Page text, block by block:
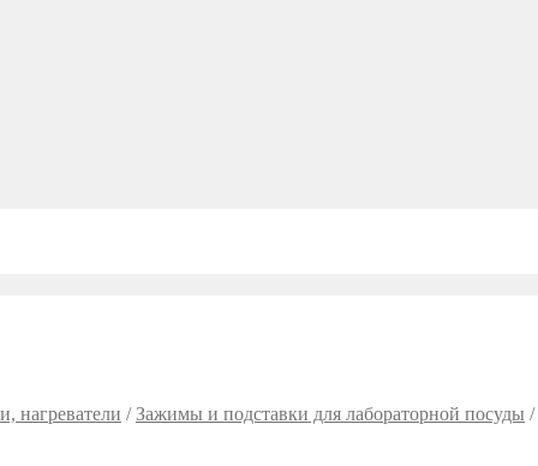
нагреватели /Зажимы и подставки для лабораторной посуды /